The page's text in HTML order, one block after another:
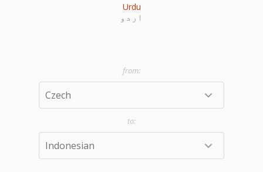
Urdu
اردو